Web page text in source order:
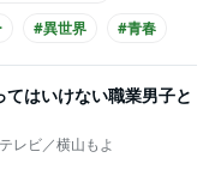
#異世界
#青春
はいけない職業男子と
レビ／横山もよ